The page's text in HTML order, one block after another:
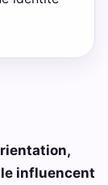
influencent